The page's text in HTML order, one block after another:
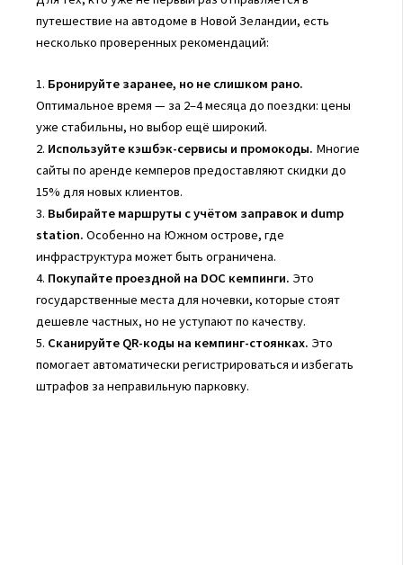
путешествие на автодоме в Новой Зеландии, есть
несколько проверенных рекомендаций:
1. Бронируйте заранее, но не слишком рано.
Оптимальное время — за 2–4 месяца до поездки: цены
уже стабильны, но выбор ещё широкий.
2. Используйте кэшбэк-сервисы и промокоды. Многие
сайты по аренде кемперов предоставляют скидки до
15% для новых клиентов.
3. Выбирайте маршруты с учётом заправок и dump
station. Особенно на Южном острове, где
инфраструктура может быть ограничена.
4. Покупайте проездной на DOC кемпинги. Это
государственные места для ночевки, которые стоят
дешевле частных, но не уступают по качеству.
5. Сканируйте QR-коды на кемпинг-стоянках. Это
помогает автоматически регистрироваться и избегать
штрафов за неправильную парковку.